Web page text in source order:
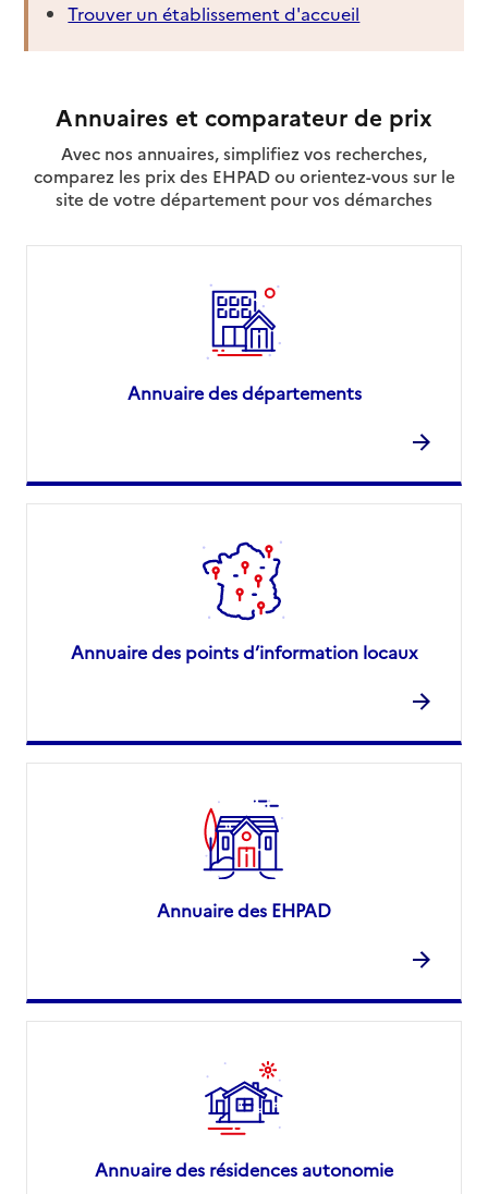
Trouver un établissement d'accueil
Annuaires et comparateur de prix
Avec nos annuaires, simplifiez vos recherches,
comparez les prix des EHPAD ou orientez-vous sur le
site de votre département pour vos démarches
Annuaire des départements
Annuaire des points d’information locaux
Annuaire des EHPAD
Annuaire des résidences autonomie